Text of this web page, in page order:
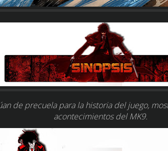
de precuela para la historia del juego,
acontecimientos del MK9.